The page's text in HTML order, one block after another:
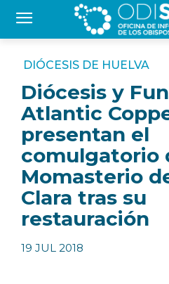
DIÓCESIS DE HUELVA
Diócesis y
Atlantic
presentan el
comulgatorio
Momasterio
Clara tras su
restauración
19 JUL 2018